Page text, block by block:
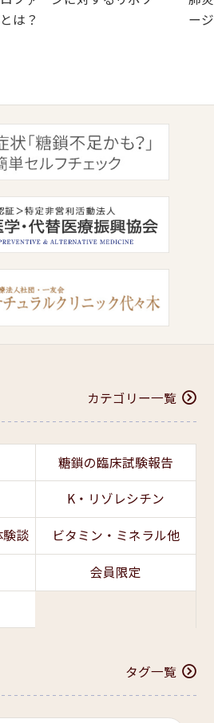
は？
ー
カテゴリー一覧
糖鎖の臨床試験報告
K・リゾレシチン
談
ビタミン・ミネラル他
会員限定
タグ一覧